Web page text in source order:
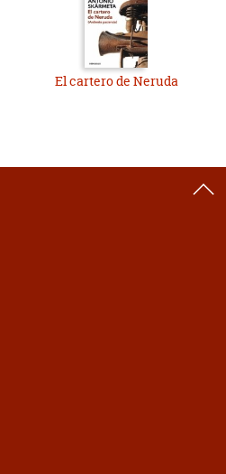
El cartero de Neruda